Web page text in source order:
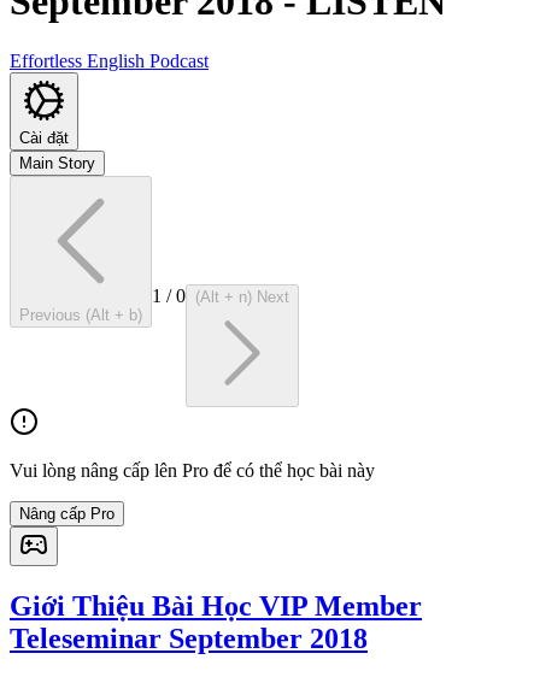
Effortless English Podcast
Cài đặt
Main Story
Previous (Alt + b)
1 /0 (Alt + n) Next
Vui lòng nâng cấp lên Pro để có thể học bài này
Nâng cấp Pro
Giới Thiệu Bài Học VIP Member
Teleseminar September 2018